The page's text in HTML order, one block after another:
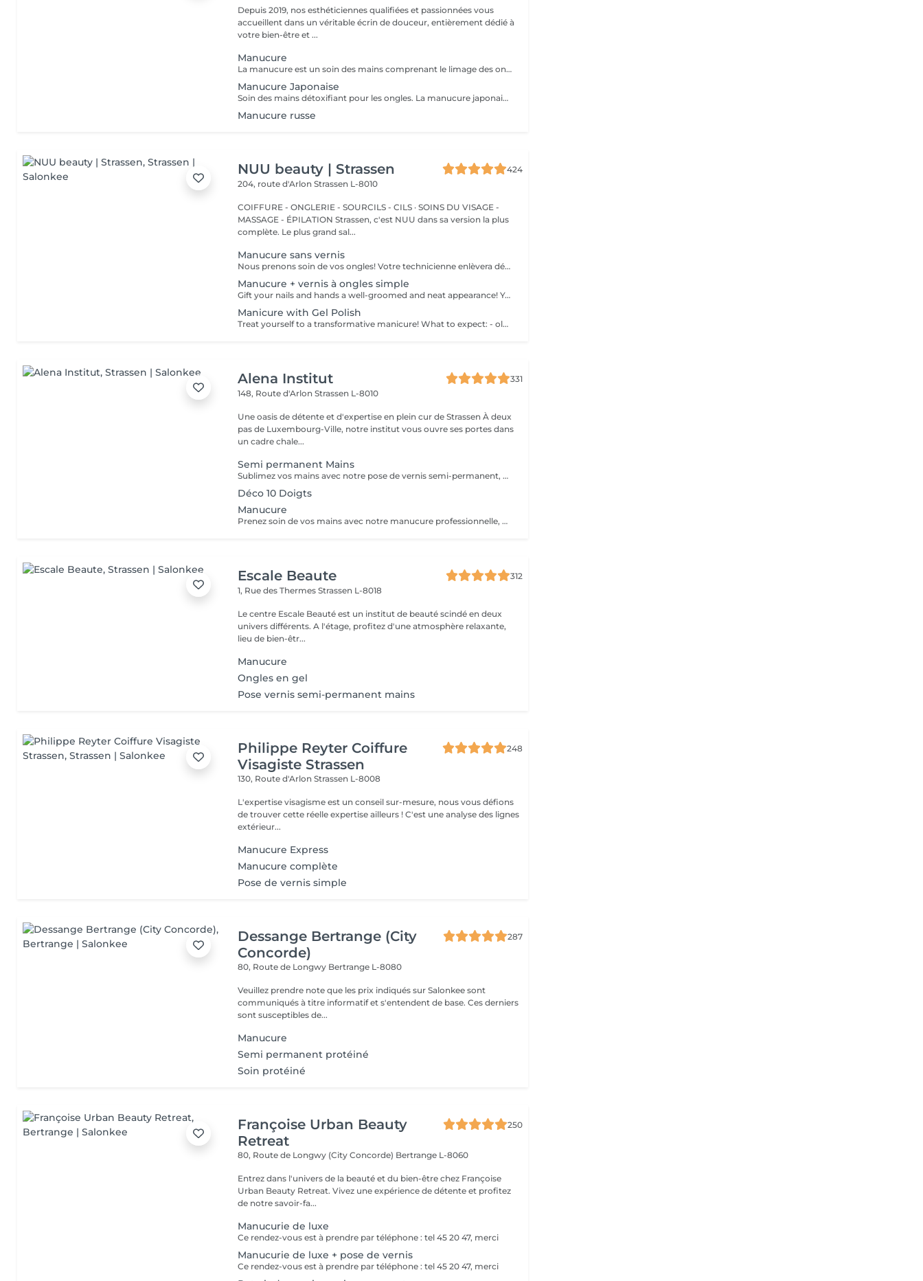
Depuis 2019, nos esthéticiennes qualifiées et passionnées vous
accueillent dans un véritable écrin de douceur, entièrement dédié à
votre bien-être et ...
Manucure
La manucure est un soin des mains comprenant le limage des ongles, la pousse et la coupe des cuticules, gommage, massage avec crème de soin et application d'un vernis transparent si désiré.
Manucure Japonaise
Soin des mains détoxifiant pour les ongles. La manucure japonaise consiste à polir et nettoyer les ongles en profondeur pour ensuite les nourrir avec une pâte à base de cire d'abeille qui va oxygéner l'ongle. L'ongle ressort brillant naturellement et pour une durée de 3 semaines. Comprend le limage des ongles, la pousse et la coupe des cuticules, polissage, application de la pâte à base de cire d'abeille et de la poudre fixante, gommage, massage avec crème de soin et application d'un vernis transparent si désiré.
Manucure russe
NUU beauty | Strassen
424
204, route d'ArlonStrassen L-8010
COIFFURE - ONGLERIE - SOURCILS - CILS · SOINS DU VISAGE -
MASSAGE - ÉPILATION Strassen, c'est NUU dans sa version la plus
complète. Le plus grand sal...
Manucure sans vernis
Nous prenons soin de vos ongles! Votre technicienne enlèvera délicatement les cellules mortes, façonnera et limera vos ongles, et polira la surface extérieure pour un fini lisse et naturel. Nos experts proposent des manucures à bords, hardware ou combinées, selon vos préférences. Comment se fait une manucure sans vernis? - la peau rugueuse est délicatement enlevée - la forme de la plaque de l'ongle est corrigée avec douceur - les cuticules et bords latéraux sont soigneusement traités - de l'huile nourrissante pour les cuticules et de la crème pour les mains sont appliquées pour nourrir et hydrater Limitations d'âge: recommandé à partir de 14 ans. Recommandations post-procédure: aucun soin particulier n'est nécessaire après cette procédure. Fréquence: une fois toutes les 3 semaines.
Manucure + vernis à ongles simple
Gift your nails and hands a well-groomed and neat appearance! Your technician will effectively remove dead skin cells, shape and file nails, and buff the outer surface. A regular nail polish is applied at the end of this treatment. Our masters do edged, hardware, or combined manicure. How is manicure with simple nail polish done? - rough skin is removed - the shape of the nail plate is corrected - the cuticle and side ridges are corrected - nail polish is applied - cuticle oil and hand cream are applied Age restrictions: recommended to do from 14 years. Post procedure recommendations: there are no post recommendations for this procedure. Frequency: once in 3 weeks.
Manicure with Gel Polish
Treat yourself to a transformative manicure! What to expect: - old polish is removed as a bonus - rough skin is removed - nails are shaped - cuticles and side ridges are polished - reinforcement is performed if chosen - semi-permanent polish is applied - cuticle oil and hand cream are applied Age: 16+ Frequency: every 3 weeks for best results. *Removal of old semi-permanent polish is included with the manicure. If you want a separate removal appointment, we charge €20 for the careful process that protects your nails. For the manicure, we leave a thin layer of old polish under the new layer to enhance the durability of the semi-permanent polish. *Please note that if semipermanent nail polish without manicure is chosen, rough skin, cuticle and side ridges won't be removed.
Alena Institut
331
148, Route d'ArlonStrassen L-8010
Une oasis de détente et d'expertise en plein cur de Strassen À deux
pas de Luxembourg-Ville, notre institut vous ouvre ses portes dans
un cadre chale...
Semi permanent Mains
Sublimez vos mains avec notre pose de vernis semi-permanent, pour un résultat parfait et durable jusqu'à 3 semaines. -Finition brillante et impeccable -Résistant aux chocs et aux éclats -Disponible dans une large palette de couleurs tendances Chaque séance comprend préparation de l'ongle, application soignée et finition professionnelle, pour des mains élégantes et parfaitement entretenues.
Déco 10 Doigts
Manucure
Prenez soin de vos mains avec notre manucure professionnelle, pour des ongles soignés et une peau douce. - Limage et modelage précis des ongles - Soin des cuticules et hydratation des mains - Finition base fortifiante ou non Chaque séance est réalisée avec soin pour un résultat élégant et raffiné.
Escale Beaute
312
1, Rue des ThermesStrassen L-8018
Le centre Escale Beauté est un institut de beauté scindé en deux
univers différents. A l'étage, profitez d'une atmosphère relaxante,
lieu de bien-êtr...
Manucure
Ongles en gel
Pose vernis semi-permanent mains
Philippe Reyter Coiffure
Visagiste Strassen
248
130, Route d'ArlonStrassen L-8008
L'expertise visagisme est un conseil sur-mesure, nous vous défions
de trouver cette réelle expertise ailleurs ! C'est une analyse des lignes
extérieur...
Manucure Express
Manucure complète
Pose de vernis simple
Dessange Bertrange (City
Concorde)
287
80, Route de Longwy Bertrange L-8080
Veuillez prendre note que les prix indiqués sur Salonkee sont
communiqués à titre informatif et s'entendent de base. Ces derniers
sont susceptibles de...
Manucure
Semi permanent protéiné
Soin protéiné
Françoise Urban Beauty
Retreat
250
80, Route de Longwy (City Concorde) Bertrange L-8060
Entrez dans l'univers de la beauté et du bien-être chez Françoise
Urban Beauty Retreat. Vivez une expérience de détente et profitez
de notre savoir-fa...
Manucurie de luxe
Ce rendez-vous est à prendre par téléphone : tel 45 20 47, merci
Manucurie de luxe + pose de vernis
Ce rendez-vous est à prendre par téléphone : tel 45 20 47, merci